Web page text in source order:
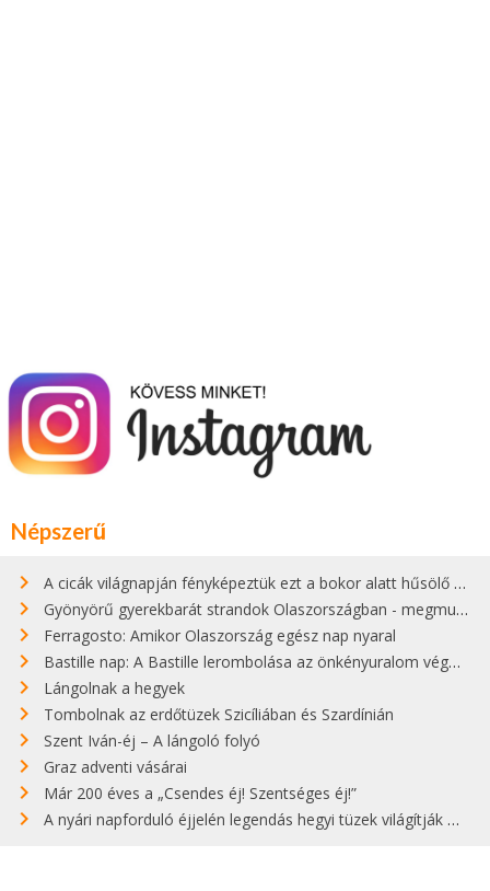
Népszerű
A cicák világnapján fényképeztük ezt a bokor alatt hűsölő cicát Kisorosziban
Gyönyörű gyerekbarát strandok Olaszországban - megmutatjuk a 15 legjobbat
Ferragosto: Amikor Olaszország egész nap nyaral
Bastille nap: A Bastille lerombolása az önkényuralom végét jelentette
Lángolnak a hegyek
Tombolnak az erdőtüzek Szicíliában és Szardínián
Szent Iván-éj – A lángoló folyó
Graz adventi vásárai
Már 200 éves a „Csendes éj! Szentséges éj!”
A nyári napforduló éjjelén legendás hegyi tüzek világítják meg Zugspitzét